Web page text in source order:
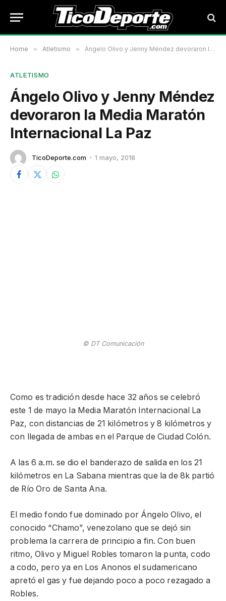
Home » Atletismo » Ángelo Olivo y Jenny Méndez devoraron la Media Maratón Internacional La Paz
ATLETISMO
Ángelo Olivo y Jenny Méndez
devoraron la Media Maratón
Internacional La Paz
TicoDeporte.com 1 mayo, 2018
© DT Comunicación
Como es tradición desde hace 32 años se celebró
este 1 de mayo la Media Maratón Internacional La
Paz, con distancias de 21 kilómetros y 8 kilómetros y
con llegada de ambas en el Parque de Ciudad Colón.
A las 6 a.m. se dio el banderazo de salida en los 21
kilómetros en La Sabana mientras que la de 8k partió
de Río Oro de Santa Ana.
El medio fondo fue dominado por Ángelo Olivo, el
conocido “Chamo”, venezolano que se dejó sin
problema la carrera de principio a fin. Con buen
ritmo, Olivo y Miguel Robles tomaron la punta, codo
a codo, pero ya en Los Anonos el sudamericano
apretó el gas y fue dejando poco a poco rezagado a
Robles.